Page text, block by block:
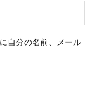
自分の名前、メール